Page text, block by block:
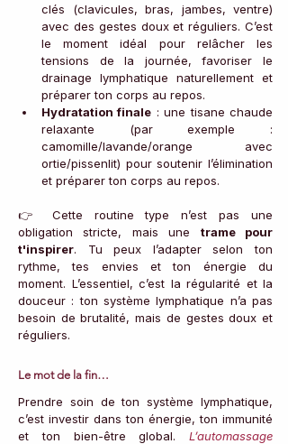
clés (clavicules, bras, jambes, ventre)
avec des gestes doux et réguliers. C’est
le moment idéal pour relâcher les
tensions de la journée, favoriser le
drainage lymphatique naturellement et
préparer ton corps au repos.
Hydratation finale : une tisane chaude
relaxante (par exemple :
camomille/lavande/orange avec
ortie/pissenlit) pour soutenir l’élimination
et préparer ton corps au repos.
👉 Cette routine type n’est pas une
obligation stricte, mais une trame pour
t'inspirer. Tu peux l’adapter selon ton
rythme, tes envies et ton énergie du
moment. L’essentiel, c’est la régularité et la
douceur : ton système lymphatique n’a pas
besoin de brutalité, mais de gestes doux et
réguliers.
Le mot de la fin…
Prendre soin de ton système lymphatique,
c’est investir dans ton énergie, ton immunité
et ton bien-être global. L’automassage